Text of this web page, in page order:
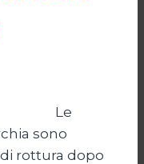
Le
sono
rottura dopo